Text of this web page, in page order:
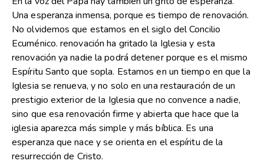
Una esperanza inmensa, porque es tiempo de renovación.
No olvidemos que estamos en el siglo del Concilio
Ecuménico. renovación ha gritado la Iglesia y esta
renovación ya nadie la podrá detener porque es el mismo
Espíritu Santo que sopla. Estamos en un tiempo en que la
Iglesia se renueva, y no solo en una restauración de un
prestigio exterior de la Iglesia que no convence a nadie,
sino que esa renovación firme y abierta que hace que la
iglesia aparezca más simple y más bíblica. Es una
esperanza que nace y se orienta en el espíritu de la
resurrección de Cristo.